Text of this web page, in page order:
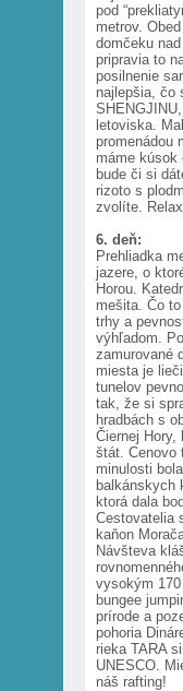
pod
metrov.
domčeku
pripravia to
posilnenie
najlepšia, čo
letoviska.
promenádou
máme kúsok
bude či si
rizoto s
zvolíte.
6. deň:
Prehliadka
jazere, o
Horou.
mešita. Čo
trhy a
výhľadom.
zamurované
miesta je
tunelov
tak, že si
hradbách s
Čiernej
štát. Cenovo
minulosti
balkánskych
ktorá dala
Cestovatelia
kaňon
Návšteva
vysokým
bungee
prírode a
pohoria
rieka TARA
UNESCO.
náš rafting!